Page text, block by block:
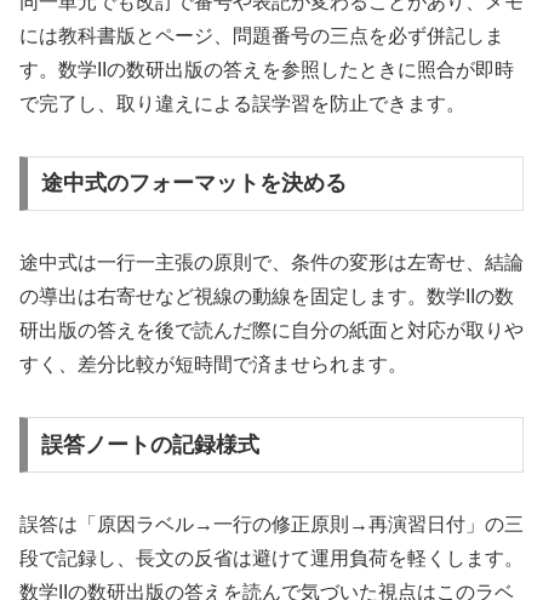
には教科書版とページ、問題番号の三点を必ず併記しま
す。数学IIの数研出版の答えを参照したときに照合が即時
で完了し、取り違えによる誤学習を防止できます。
途中式のフォーマットを決める
途中式は一行一主張の原則で、条件の変形は左寄せ、結論
の導出は右寄せなど視線の動線を固定します。数学IIの数
研出版の答えを後で読んだ際に自分の紙面と対応が取りや
すく、差分比較が短時間で済ませられます。
誤答ノートの記録様式
誤答は「原因ラベル→一行の修正原則→再演習日付」の三
段で記録し、長文の反省は避けて運用負荷を軽くします。
数学IIの数研出版の答えを読んで気づいた視点はこのラベ